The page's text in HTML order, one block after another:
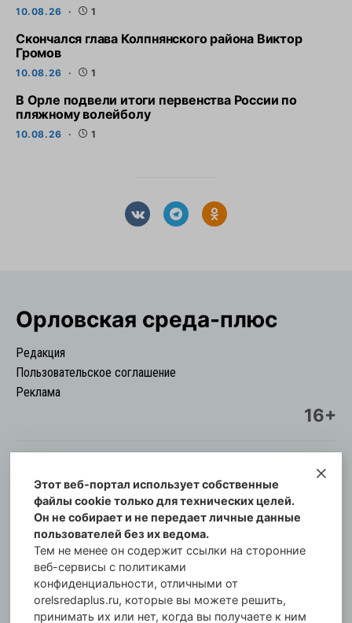
10.08.26 1
Скончался глава Колпнянского района Виктор
Громов
10.08.26 1
В Орле подвели итоги первенства России по
пляжному волейболу
10.08.26 1
Орловская cреда-плюс
Редакция
Пользовательское соглашение
Реклама
16+
© Информационный городской портал
Орловская cреда-плюс, 2021-2026
Свидетельство о регистрации СМИ: ПИ №57-
00254 от 29 октября 2013 г.
Газета зарегистрирована Управлением
Федеральной службы по надзору в сфере связи,
информационных технологий и массовых
Этот веб-портал использует собственные
файлы cookie только для технических целей.
Он не собирает и не передает личные данные
пользователей без их ведома.
Тем не менее он содержит ссылки на сторонние
веб-сервисы с политиками
конфиденциальности, отличными от
orelsredaplus.ru, которые вы можете решить,
принимать их или нет, когда вы получаете к ним